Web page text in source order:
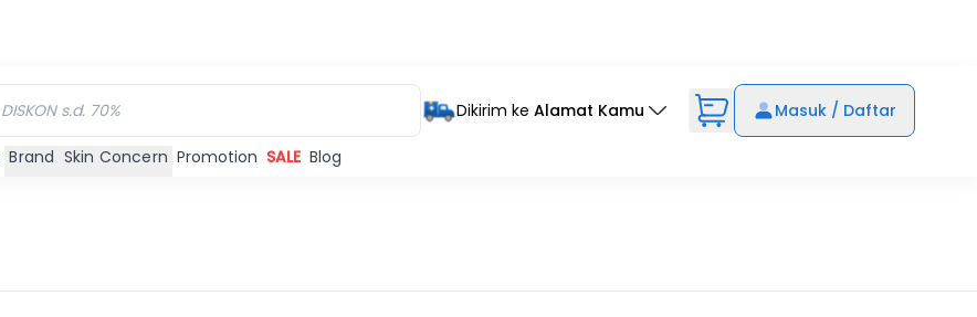
Dikirim ke Alamat Kamu Masuk / Daftar
Brand Skin Concern Promotion SALE Blog